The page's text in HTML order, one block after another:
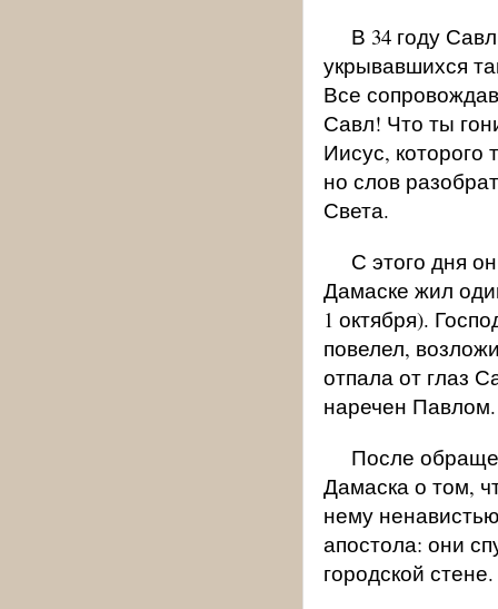
В 34 году
укрывавшихся
Все
Савл! Что ты
Иисус, которого
но слов
Света.
С этого дня
Дамаске жил
1 октября).
повелел,
отпала от глаз
наречен Павлом.
После
Дамаска о том,
нему
апостола: они
городской стене.